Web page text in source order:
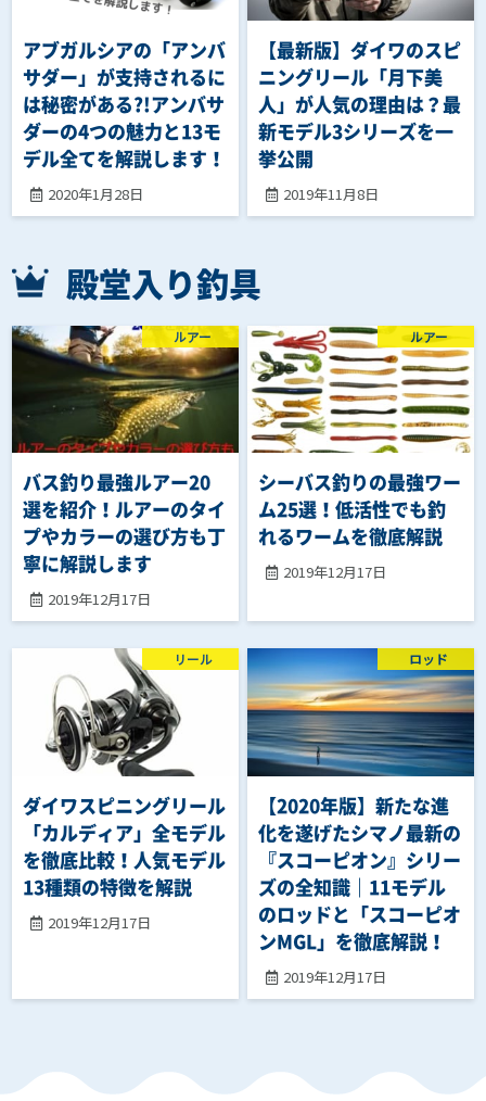
アブガルシアの「アンバ
サダー」が支持されるに
は秘密がある?!アンバサ
ダーの4つの魅力と13モ
デル全てを解説します！
2020年1月28日
【最新版】ダイワのスピ
ニングリール「月下美
人」が人気の理由は？最
新モデル3シリーズを一
挙公開
2019年11月8日
殿堂入り釣具
バス釣り最強ルアー20
選を紹介！ルアーのタイ
プやカラーの選び方も丁
寧に解説します
2019年12月17日
ルアー
シーバス釣りの最強ワー
ム25選！低活性でも釣
れるワームを徹底解説
2019年12月17日
ルアー
ダイワスピニングリール
「カルディア」全モデル
を徹底比較！人気モデル
13種類の特徴を解説
2019年12月17日
リール
【2020年版】新たな進
化を遂げたシマノ最新の
『スコーピオン』シリー
ズの全知識｜11モデル
のロッドと「スコーピオ
ンMGL」を徹底解説！
2019年12月17日
ロッド